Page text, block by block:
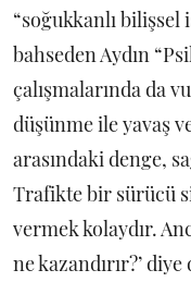
“soğukkanlı bilişsel
bahseden Aydın
çalışmalarında da
düşünme ile yavaş
arasındaki denge,
Trafikte bir sürücü
vermek kolaydır.
ne kazandırır?’